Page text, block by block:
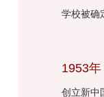
学校被确
1953年
创立新